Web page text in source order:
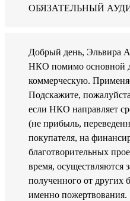
ОБЯЗАТЕЛЬНЫЙ
Добрый день, Эльвира
НКО помимо основной
коммерческую.
Подскажите,
если НКО направляет
(не прибыль,
покупателя, на
благотворительных
время, осуществляются
полученного от других
именно пожертвования.